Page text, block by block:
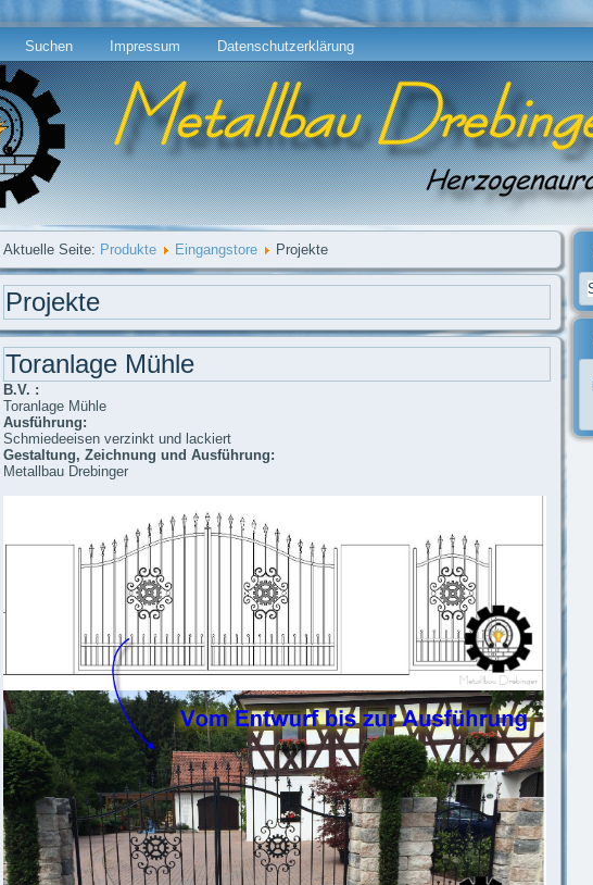
Suchen Impressum Datenschutzerklärung
Aktuelle Seite: Produkte Eingangstore Projekte
Projekte
Toranlage Mühle
B.V. :
Toranlage Mühle
Ausführung:
Schmiedeeisen verzinkt und lackiert
Gestaltung, Zeichnung und Ausführung:
Metallbau Drebinger